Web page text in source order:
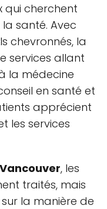
qui cherchent
santé. Avec
chevronnés, la
services allant
la médecine
en santé et
apprécient
les services
, les
traités, mais
la manière de